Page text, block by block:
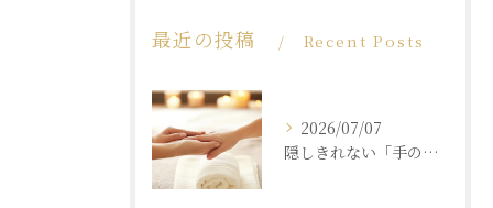
最近の投稿 Recent Posts
2026/07/07
隠しきれない「手の老化」を根本ケア！ふっくら若々しい手肌を取り戻す本格ハンドエステ